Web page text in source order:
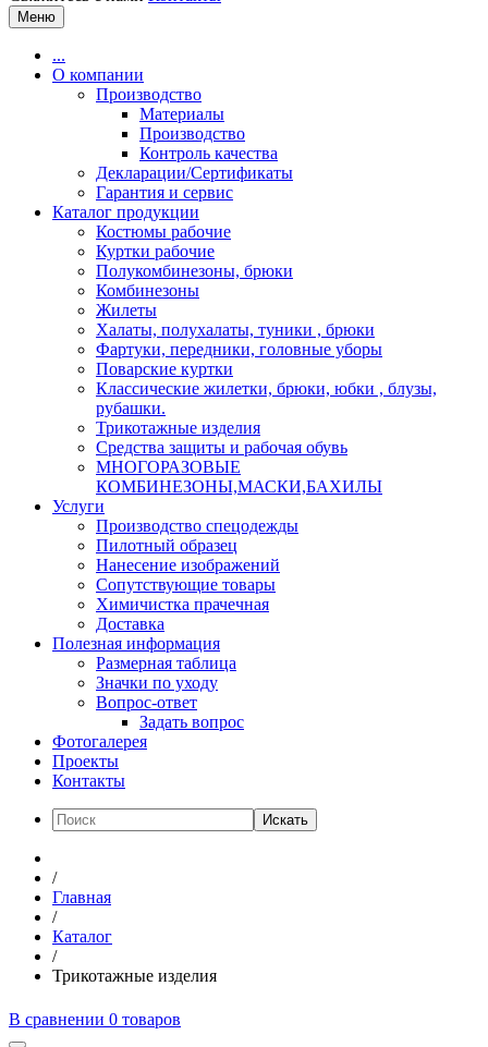
Меню
...
О компании
Производство
Материалы
Производство
Контроль качества
Декларации/Сертификаты
Гарантия и сервис
Каталог продукции
Костюмы рабочие
Куртки рабочие
Полукомбинезоны, брюки
Комбинезоны
Жилеты
Халаты, полухалаты, туники , брюки
Фартуки, передники, головные уборы
Поварские куртки
Классические жилетки, брюки, юбки , блузы,
рубашки.
Трикотажные изделия
Средства защиты и рабочая обувь
МНОГОРАЗОВЫЕ
КОМБИНЕЗОНЫ,МАСКИ,БАХИЛЫ
Услуги
Производство спецодежды
Пилотный образец
Нанесение изображений
Сопутствующие товары
Химичистка прачечная
Доставка
Полезная информация
Размерная таблица
Значки по уходу
Вопрос-ответ
Задать вопрос
Фотогалерея
Проекты
Контакты
Искать
/
Главная
/
Каталог
/
Трикотажные изделия
В сравнении 0 товаров